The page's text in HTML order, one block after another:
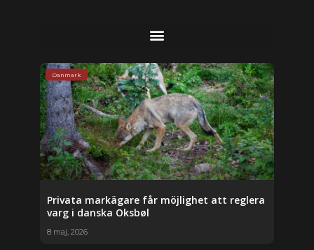
Danmark
Privata markägare får möjlighet att reglera
varg i danska Oksbøl
8 maj, 2026